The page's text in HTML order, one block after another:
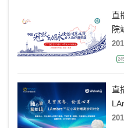
直
院
直